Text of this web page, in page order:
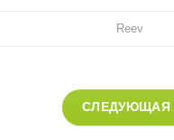
Reev
СЛЕДУЮЩАЯ